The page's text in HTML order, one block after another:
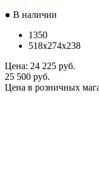
● В наличии
1350
518x274x238
Цена: 24 225 руб.
25 500 руб.
Цена в розничных